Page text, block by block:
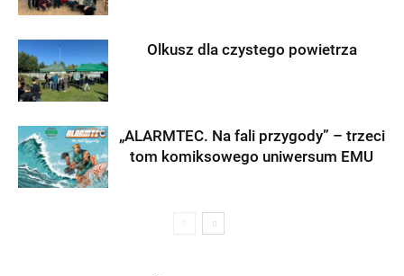
Olkusz dla czystego powietrza
„ALARMTEC. Na fali przygody” – trzeci
tom komiksowego uniwersum EMU